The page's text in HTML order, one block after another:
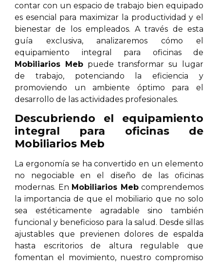
contar con un espacio de trabajo bien equipado
es esencial para maximizar la productividad y el
bienestar de los empleados. A través de esta
guía exclusiva, analizaremos cómo el
equipamiento integral para oficinas de
Mobiliarios Mebpuede transformar su lugar
de trabajo, potenciando la eficiencia y
promoviendo un ambiente óptimo para el
desarrollo de las actividades profesionales.
Descubriendo el equipamiento
integral para oficinas de
Mobiliarios Meb
La ergonomía se ha convertido en un elemento
no negociable en el diseño de las oficinas
modernas. En Mobiliarios Mebcomprendemos
la importancia de que el mobiliario que no solo
sea estéticamente agradable sino también
funcional y beneficioso para la salud. Desde sillas
ajustables que previenen dolores de espalda
hasta escritorios de altura regulable que
fomentan el movimiento, nuestro compromiso